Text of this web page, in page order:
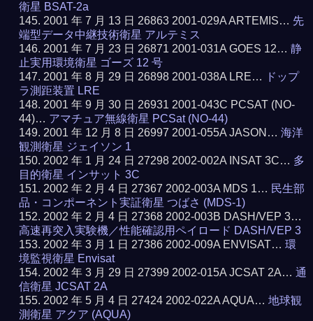
衛星 BSAT-2a
2001 年 7 月 13 日 26863 2001-029A ARTEMIS… 先
端型データ中継技術衛星 アルテミス
2001 年 7 月 23 日 26871 2001-031A GOES 12…静
止実用環境衛星 ゴーズ 12 号
2001 年 8 月 29 日 26898 2001-038A LRE…
ドップ
ラ測距装置 LRE
2001 年 9 月 30 日 26931 2001-043C PCSAT (NO-
44)… アマチュア無線衛星 PCSat (NO-44)
2001 年 12 月 8 日 26997 2001-055A JASON…海洋
観測衛星 ジェイソン 1
2002 年 1 月 24 日 27298 2002-002A INSAT 3C… 多
目的衛星 インサット 3C
2002 年 2 月 4 日 27367 2002-003A MDS 1… 民生部
品・コンポーネント実証衛星 つばさ (MDS-1)
2002 年 2 月 4 日 27368 2002-003B DASH/VEP 3…
高速再突入実験機／性能確認用ペイロード DASH/VEP 3
2002 年 3 月 1 日 27386 2002-009A ENVISAT…環
境監視衛星 Envisat
2002 年 3 月 29 日 27399 2002-015A JCSAT 2A…通
信衛星 JCSAT 2A
2002 年 5 月 4 日 27424 2002-022A AQUA…地球観
測衛星 アクア (AQUA)